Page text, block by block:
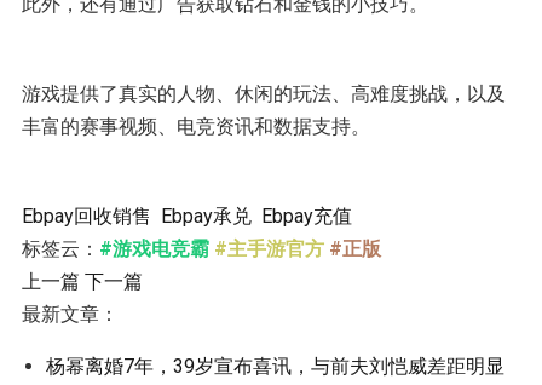
游戏提供了真实的人物、休闲的玩法、高难度挑战，以及
丰富的赛事视频、电竞资讯和数据支持。
Ebpay回收销售 Ebpay承兑 Ebpay充值
标签云： #游戏电竞霸 #主手游官方 #正版
上一篇 下一篇
最新文章：
杨幂离婚7年，39岁宣布喜讯，与前夫刘恺威差距明显